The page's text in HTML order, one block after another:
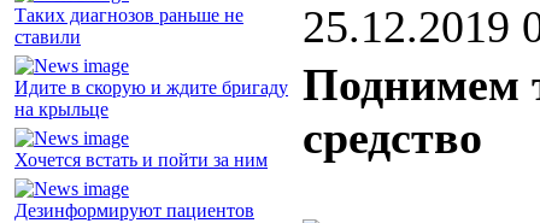
Таких диагнозов раньше не
ставили
Идите в скорую и ждите бригаду
на крыльце
Хочется встать и пойти за ним
Дезинформируют пациентов
25.12.2019
Поднимем
средство